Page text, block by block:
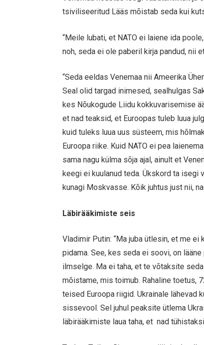
tsiviliseeritud Lääs mõistab seda kui
“Meile lubati, et NATO ei laiene ida
noh, seda ei ole paberil kirja pandud, nii
“Seda eeldas Venemaa nii Ameerika
Seal olid targad inimesed, sealhulgas
kes Nõukogude Liidu kokkuvarisemise
et nad teaksid, et Euroopas tuleb luua
kuid tuleks luua uus süsteem, mis
Euroopa riike. Kuid NATO ei pea
sama nagu külma sõja ajal, ainult et
keegi ei kuulanud teda. Ükskord ta isegi
kunagi Moskvasse. Kõik juhtus just nii,
Läbirääkimiste seis
Vladimir Putin: “Ma juba ütlesin, et me
pidama. See, kes seda ei soovi, on
ilmselge. Ma ei taha, et te võtaksite
mõistame, mis toimub. Rahaline toetus,
teised Euroopa riigid. Ukrainale lähevad
sissevool. Sel juhul peaksite ütlema
läbirääkimiste laua taha, et nad